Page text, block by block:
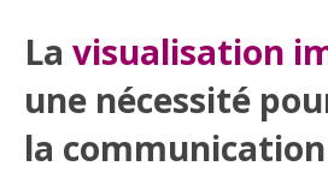
La visualisation
une nécessité
la communication